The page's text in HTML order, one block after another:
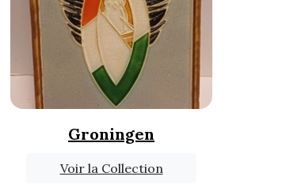
Groningen
Voir la Collection